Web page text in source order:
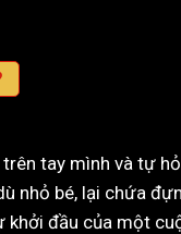
tay mình và tự
nhỏ bé, lại chứa
khởi đầu của một